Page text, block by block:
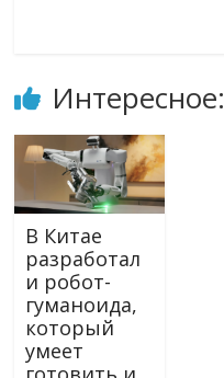
Интересное:
В Китае
разработал
и робот-
гуманоида,
который
умеет